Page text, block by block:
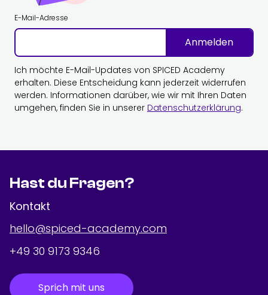
E-Mail-Adresse
Anmelden
Ich möchte E-Mail-Updates von SPICED Academy
erhalten. Diese Entscheidung kann jederzeit widerrufen
werden. Informationen darüber, wie wir mit Ihren Daten
umgehen, finden Sie in unserer Datenschutzerklärung.
Hast du Fragen?
Kontakt
hello@spiced-academy.com
+49 30 9173 9346
Sprich mit uns